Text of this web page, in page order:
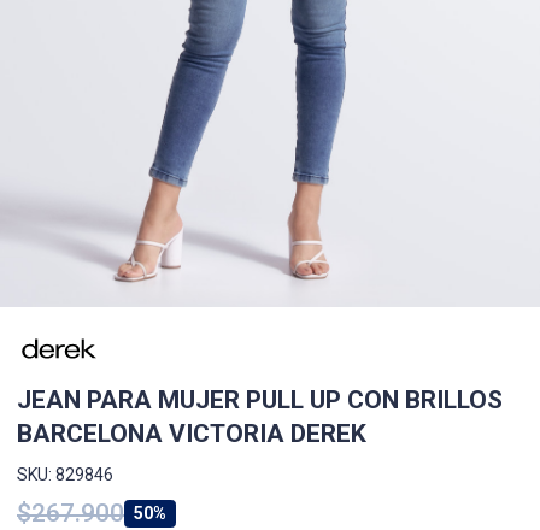
JEAN PARA MUJER PULL UP CON BRILLOS
BARCELONA VICTORIA DEREK
SKU: 829846
$267.900 50%